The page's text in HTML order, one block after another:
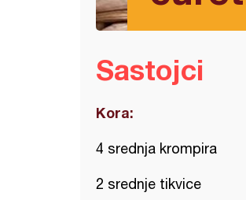
Sastojci
Kora:
4 srednja krompira
2 srednje tikvice